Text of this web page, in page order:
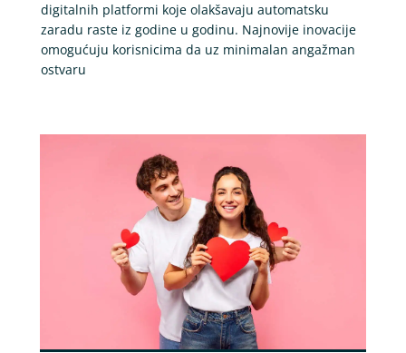
digitalnih platformi koje olakšavaju automatsku
zaradu raste iz godine u godinu. Najnovije inovacije
omogućuju korisnicima da uz minimalan angažman
ostvaru